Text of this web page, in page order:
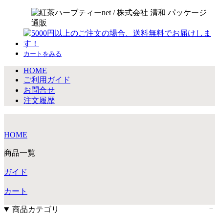
カートをみる
HOME
ご利用ガイド
お問合せ
注文履歴
HOME
商品一覧
ガイド
カート
商品カテゴリ